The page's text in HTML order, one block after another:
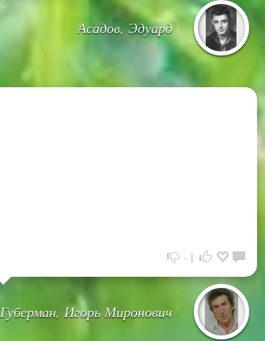
Асадов, Эдуард
-1
Губерман, Игорь Миронович